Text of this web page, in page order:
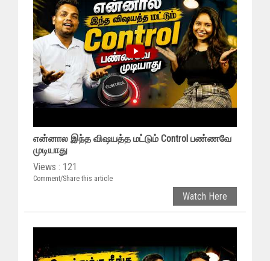
என்னால இந்த விஷயத்த மட்டும் Control பண்ணவே
முடியாது
Views : 121
Comment/Share this article
Watch Here